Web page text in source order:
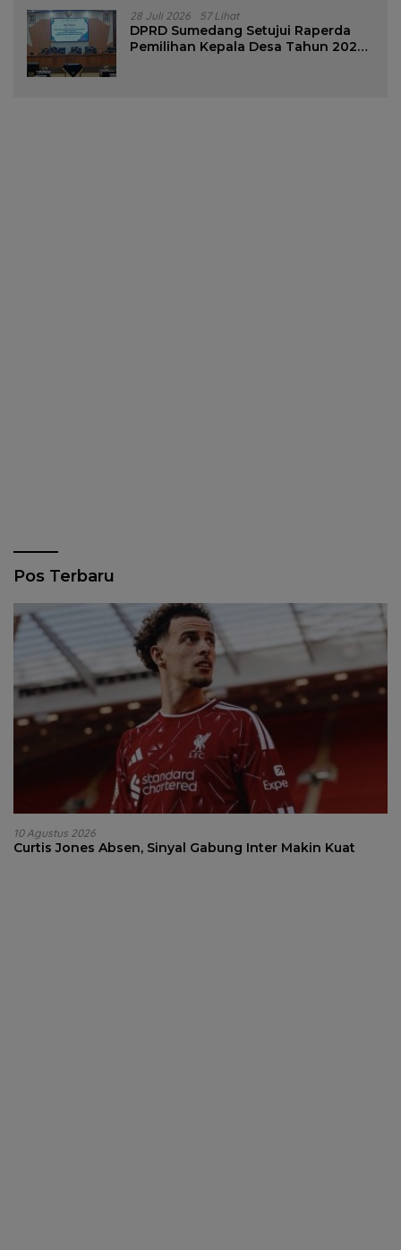
28 Juli 2026 57 Lihat
DPRD Sumedang Setujui Raperda
Pemilihan Kepala Desa Tahun 2026
Pos Terbaru
10 Agustus 2026
Curtis Jones Absen, Sinyal Gabung Inter Makin Kuat